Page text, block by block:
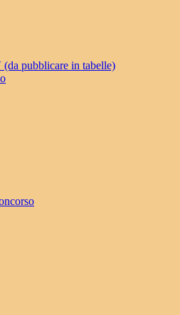
pubblicare in tabelle)